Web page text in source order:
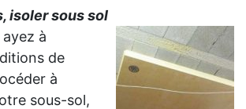
isoler sous sol
à
de
à
sous-sol,